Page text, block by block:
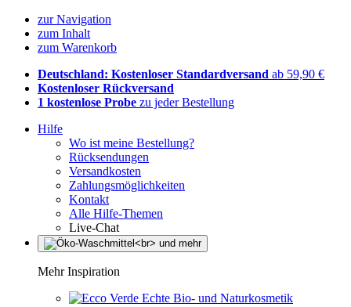
zur Navigation
zum Inhalt
zum Warenkorb
Deutschland: Kostenloser Standardversand ab 59,90 €
Kostenloser Rückversand
1 kostenlose Probe zu jeder Bestellung
Hilfe
Wo ist meine Bestellung?
Rücksendungen
Versandkosten
Zahlungsmöglichkeiten
Kontakt
Alle Hilfe-Themen
Live-Chat
Mehr Inspiration
Echte Bio- und Naturkosmetik